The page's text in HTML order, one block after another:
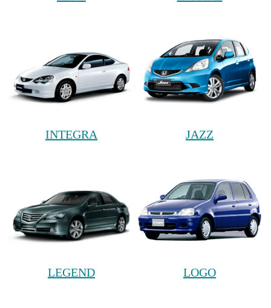
INTEGRA JAZZ
LEGEND LOGO